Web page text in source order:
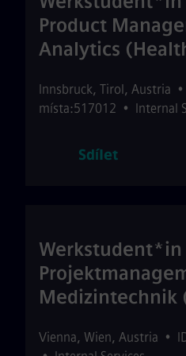
Product
Analytics
Innsbruck, Tirol, Austria •
místa:517012 • Internal
Sdílet
Werkstudent*in
Medizintechnik
Vienna, Wien, Austria •